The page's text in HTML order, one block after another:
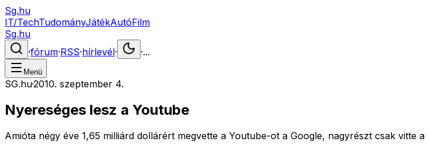
Sg.hu
IT/TechTudományJátékAutóFilm
Sg.hu
·fórum·RSS·hírlevél· ·...
Menü
SG.hu·2010. szeptember 4.
Nyereséges lesz a Youtube
Amióta négy éve 1,65 milliárd dollárért megvette a Youtube-ot a Google, nagyrészt csak vitte